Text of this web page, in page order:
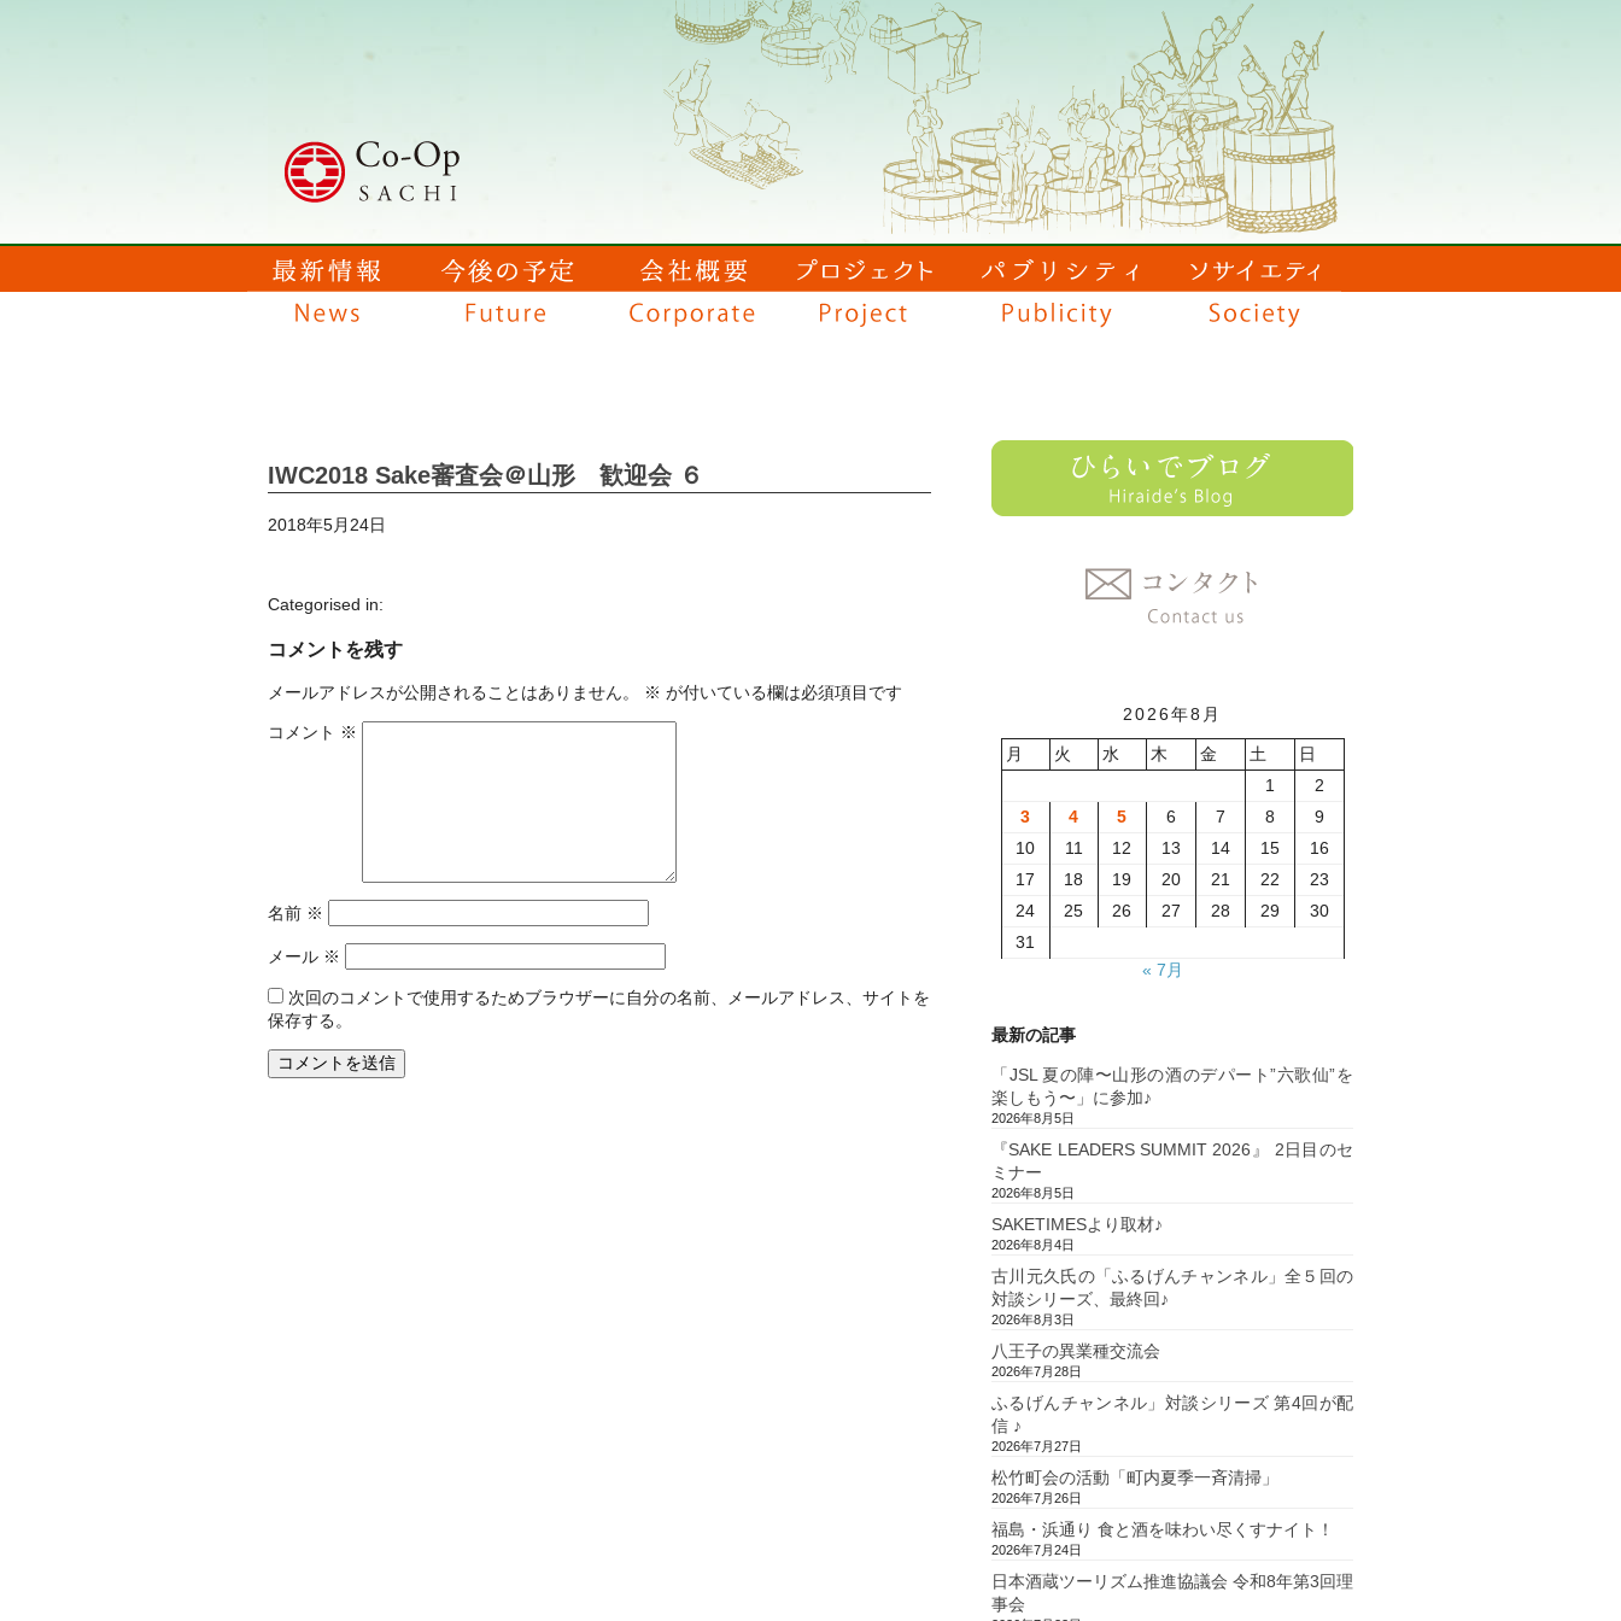
IWC2018 Sake審査会＠山形 歓迎会 ６
2018年5月24日
Categorised in:
コメントを残す
メールアドレスが公開されることはありません。 ※ が付いている欄は必須項目です
コメント ※
名前 ※
メール ※
次回のコメントで使用するためブラウザーに自分の名前、メールアドレス、サイトを
保存する。
2026年8月
月 火 水 木 金 土
日
1
2
3
4 5 6 7 8
9
10
11 12 13 14 15
16
17
18 19 20 21 22
23
24
25 26 27 28 29
30
31
« 7月
最新の記事
「JSL 夏の陣〜山形の酒のデパート”六歌仙”を
楽しもう〜」に参加♪
2026年8月5日
『SAKE LEADERS SUMMIT 2026』 2日目のセ
ミナー
2026年8月5日
SAKETIMESより取材♪
2026年8月4日
古川元久氏の「ふるげんチャンネル」全５回の
対談シリーズ、最終回♪
2026年8月3日
八王子の異業種交流会
2026年7月28日
ふるげんチャンネル」対談シリーズ 第4回が配
信 ♪
2026年7月27日
松竹町会の活動「町内夏季一斉清掃」
2026年7月26日
福島・浜通り 食と酒を味わい尽くすナイト！
2026年7月24日
日本酒蔵ツーリズム推進協議会 令和8年第3回理
事会